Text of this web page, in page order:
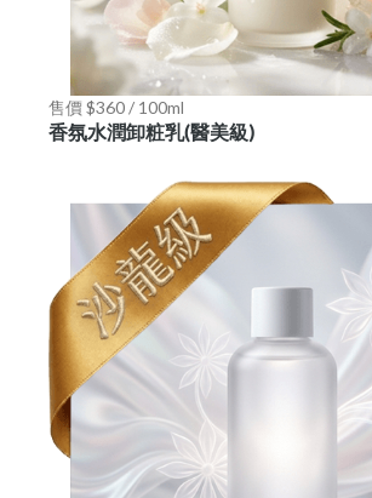
售價 $360 / 100ml
香氛水潤卸粧乳(醫美級)